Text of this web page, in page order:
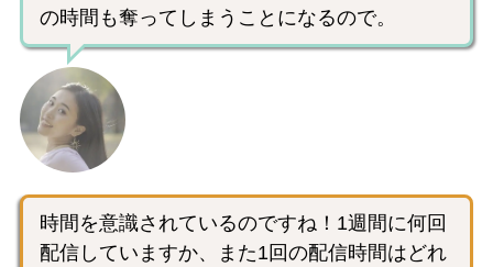
の時間も奪ってしまうことになるので。
時間を意識されているのですね！1週間に何回
配信していますか、また1回の配信時間はどれ